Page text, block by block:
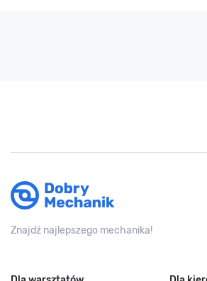
Znajdź najlepszego mechanika!